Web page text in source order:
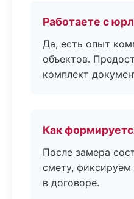
Работаете с
Да, есть опыт
объектов.
комплект
Как
После замера
смету,
в договоре.